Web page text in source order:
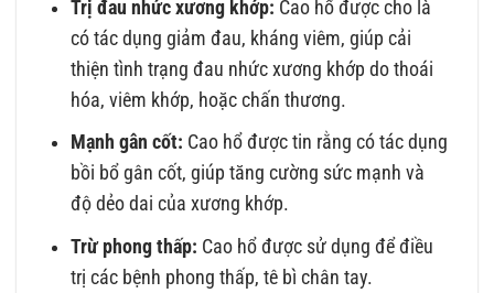
Trị đau nhức xương khớp: Cao hổ được cho là
có tác dụng giảm đau, kháng viêm, giúp cải
thiện tình trạng đau nhức xương khớp do thoái
hóa, viêm khớp, hoặc chấn thương.
Mạnh gân cốt: Cao hổ được tin rằng có tác dụng
bồi bổ gân cốt, giúp tăng cường sức mạnh và
độ dẻo dai của xương khớp.
Trừ phong thấp: Cao hổ được sử dụng để điều
trị các bệnh phong thấp, tê bì chân tay.